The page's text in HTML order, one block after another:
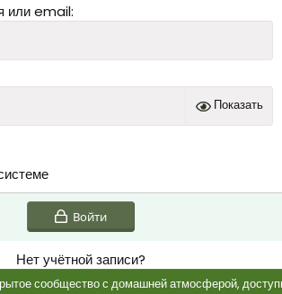
или email
Показать
Войти
Нет учётной записи?
сообщество с домашней атмосферой,